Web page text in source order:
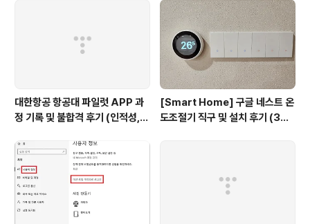
servicepack)
대한항공 항공대 파일럿 APP 과
정 기록 및 불합격 후기 (인적성,
[Smart Home] 구글 네스트 온
도조절기 직구 및 설치 후기 (3세